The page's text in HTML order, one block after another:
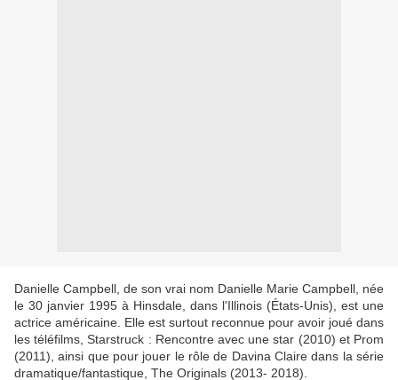
Danielle Campbell, de son vrai nom Danielle Marie Campbell, née
le 30 janvier 1995 à Hinsdale, dans l'Illinois (États-Unis), est une
actrice américaine. Elle est surtout reconnue pour avoir joué dans
les téléfilms, Starstruck : Rencontre avec une star (2010) et Prom
(2011), ainsi que pour jouer le rôle de Davina Claire dans la série
dramatique/fantastique, The Originals (2013- 2018).